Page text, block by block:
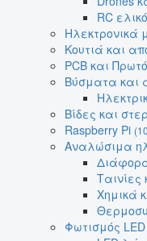
RC
Ηλεκτρονικά
Κουτιά και
PCB και
Βύσματα και
Βίδες και
Raspberry Pi
Αναλώσιμα
Ταινίες
Χημικά
Φωτισμός LED